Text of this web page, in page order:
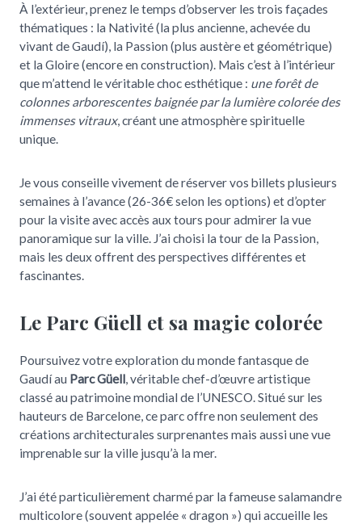
À l’extérieur, prenez le temps d’observer les trois façades
thématiques : la Nativité (la plus ancienne, achevée du
vivant de Gaudí), la Passion (plus austère et géométrique)
et la Gloire (encore en construction). Mais c’est à l’intérieur
que m’attend le véritable choc esthétique : une forêt de
colonnes arborescentes baignée par la lumière colorée des
immenses vitraux, créant une atmosphère spirituelle
unique.
Je vous conseille vivement de réserver vos billets plusieurs
semaines à l’avance (26-36€ selon les options) et d’opter
pour la visite avec accès aux tours pour admirer la vue
panoramique sur la ville. J’ai choisi la tour de la Passion,
mais les deux offrent des perspectives différentes et
fascinantes.
Le Parc Güell et sa magie colorée
Poursuivez votre exploration du monde fantasque de
Gaudí au Parc Güell, véritable chef-d’œuvre artistique
classé au patrimoine mondial de l’UNESCO. Situé sur les
hauteurs de Barcelone, ce parc offre non seulement des
créations architecturales surprenantes mais aussi une vue
imprenable sur la ville jusqu’à la mer.
J’ai été particulièrement charmé par la fameuse salamandre
multicolore (souvent appelée « dragon ») qui accueille les